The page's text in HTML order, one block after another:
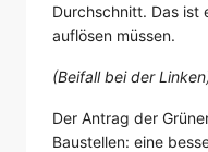
Durchschnitt. Das ist
auflösen müssen.
(Beifall bei der
Der Antrag der
Baustellen: eine